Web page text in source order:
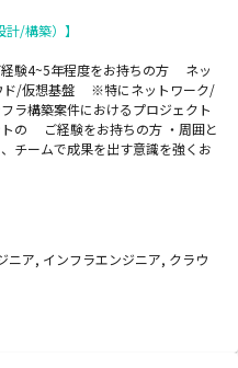
/構築）】
経験4~5年程度をお持ちの方 ネッ
ド/仮想基盤 ※特にネットワーク/
ラ構築案件におけるプロジェクト
トの ご経験をお持ちの方 ・周囲と
チームで成果を出す意識を強くお
ニア, インフラエンジニア, クラウ